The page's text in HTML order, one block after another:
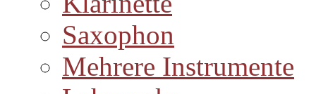
Saxophon
Mehrere Instrumente